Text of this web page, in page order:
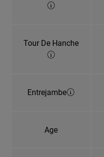
Tour De Hanche
Entrejambe
Age